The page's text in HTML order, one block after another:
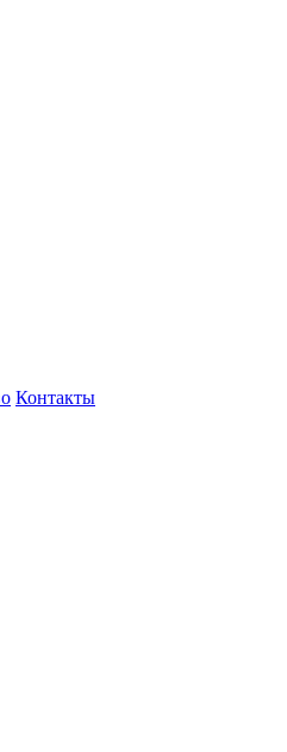
Контакты